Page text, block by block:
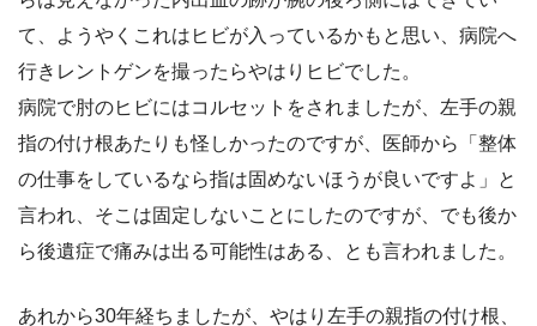
て、ようやくこれはヒビが入っているかもと思い、病院へ
行きレントゲンを撮ったらやはりヒビでした。
病院で肘のヒビにはコルセットをされましたが、左手の親
指の付け根あたりも怪しかったのですが、医師から「整体
の仕事をしているなら指は固めないほうが良いですよ」と
言われ、そこは固定しないことにしたのですが、でも後か
ら後遺症で痛みは出る可能性はある、とも言われました。
あれから30年経ちましたが、やはり左手の親指の付け根、